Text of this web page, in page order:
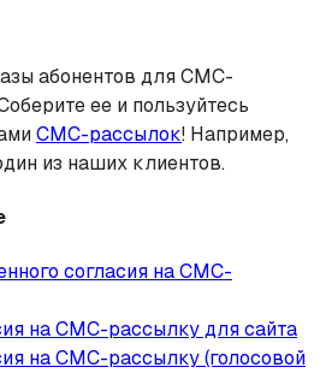
абонентов для СМС-
ее и пользуйтесь
СМС-рассылок! Например,
из наших клиентов.
согласия на СМС-
на СМС-рассылку для сайта
на СМС-рассылку (голосовой